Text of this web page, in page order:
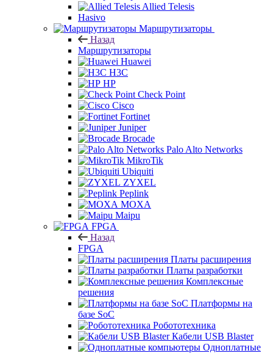
Allied Telesis
Hasivo
Маршрутизаторы
Назад
Маршрутизаторы
Huawei
H3C
HP
Check Point
Cisco
Fortinet
Juniper
Brocade
Palo Alto Networks
MikroTik
Ubiquiti
ZYXEL
Peplink
MOXA
Maipu
FPGA
Назад
FPGA
Платы расширения
Платы разработки
Комплексные
решения
Платформы на
базе SoC
Робототехника
Кабели USB Blaster
Одноплатные